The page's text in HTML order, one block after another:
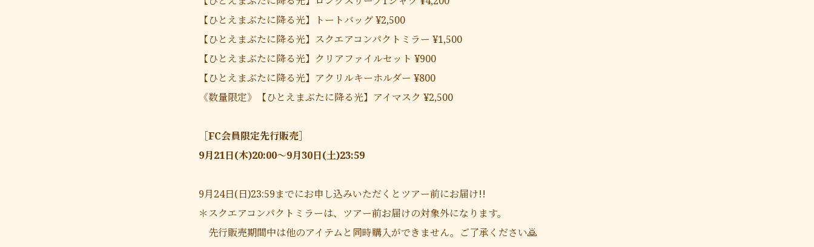
【ひとえまぶたに降る光】トートバッグ ¥2,500
【ひとえまぶたに降る光】スクエアコンパクトミラー ¥1,500
【ひとえまぶたに降る光】クリアファイルセット ¥900
【ひとえまぶたに降る光】アクリルキーホルダー ¥800
《数量限定》【ひとえまぶたに降る光】アイマスク ¥2,500
［FC会員限定先行販売］
9月21日(木)20:00〜9月30日(土)23:59
9月24日(日)23:59までにお申し込みいただくとツアー前にお届け!!
＊スクエアコンパクトミラーは、ツアー前お届けの対象外になります。
先行販売期間中は他のアイテムと同時購入ができません。ご了承ください🙇